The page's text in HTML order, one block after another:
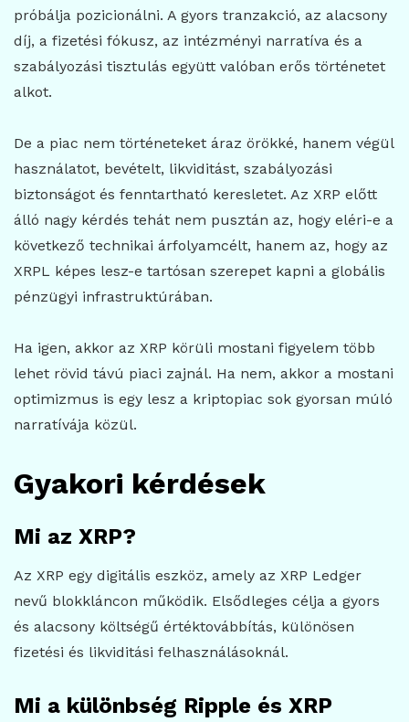
próbálja pozicionálni. A gyors tranzakció, az alacsony
díj, a fizetési fókusz, az intézményi narratíva és a
szabályozási tisztulás együtt valóban erős történetet
alkot.
De a piac nem történeteket áraz örökké, hanem végül
használatot, bevételt, likviditást, szabályozási
biztonságot és fenntartható keresletet. Az XRP előtt
álló nagy kérdés tehát nem pusztán az, hogy eléri-e a
következő technikai árfolyamcélt, hanem az, hogy az
XRPL képes lesz-e tartósan szerepet kapni a globális
pénzügyi infrastruktúrában.
Ha igen, akkor az XRP körüli mostani figyelem több
lehet rövid távú piaci zajnál. Ha nem, akkor a mostani
optimizmus is egy lesz a kriptopiac sok gyorsan múló
narratívája közül.
Gyakori kérdések
Mi az XRP?
Az XRP egy digitális eszköz, amely az XRP Ledger
nevű blokkláncon működik. Elsődleges célja a gyors
és alacsony költségű értéktovábbítás, különösen
fizetési és likviditási felhasználásoknál.
Mi a különbség Ripple és XRP